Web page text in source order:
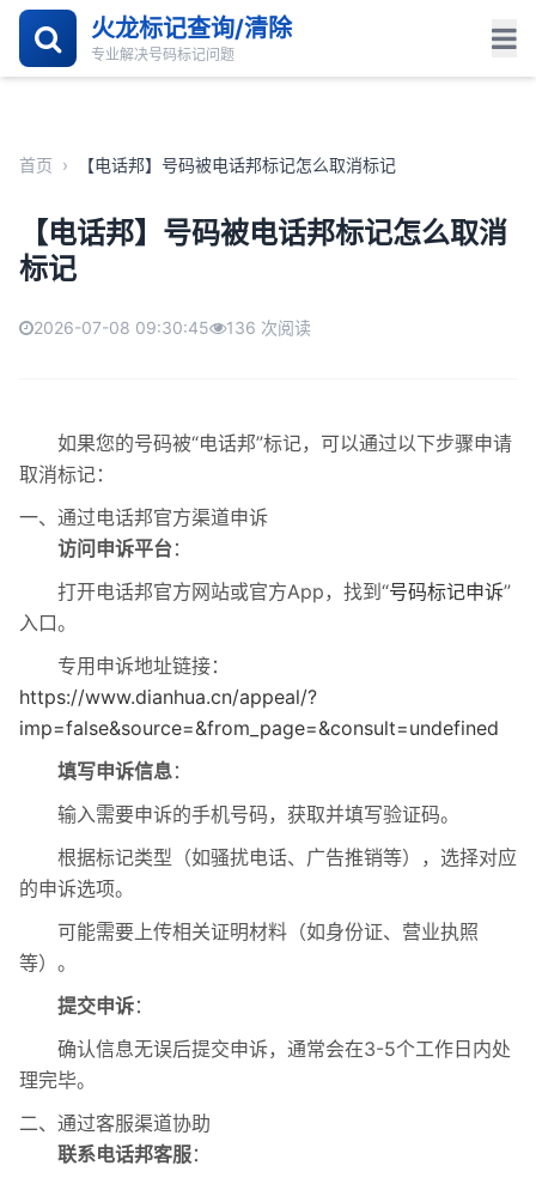
火龙标记查询/清除
专业解决号码标记问题
首页 › 【电话邦】号码被电话邦标记怎么取消标记
【电话邦】号码被电话邦标记怎么取消
标记
2026-07-08 09:30:45 136 次阅读
如果您的号码被“电话邦”标记，可以通过以下步骤申请
取消标记：
一、通过电话邦官方渠道申诉
访问申诉平台‌：
打开电话邦官方网站或官方App，找到“号码标记申诉”
入口。
专用申诉地址链接：
https://www.dianhua.cn/appeal/?
imp=false&source=&from_page=&consult=undefined
填写申诉信息‌：
输入需要申诉的手机号码，获取并填写验证码。
根据标记类型（如骚扰电话、广告推销等），选择对应
的申诉选项。
可能需要上传相关证明材料（如身份证、营业执照
等）。
提交申诉‌：
确认信息无误后提交申诉，通常会在3-5个工作日内处
理完毕。
二、通过客服渠道协助
联系电话邦客服‌：